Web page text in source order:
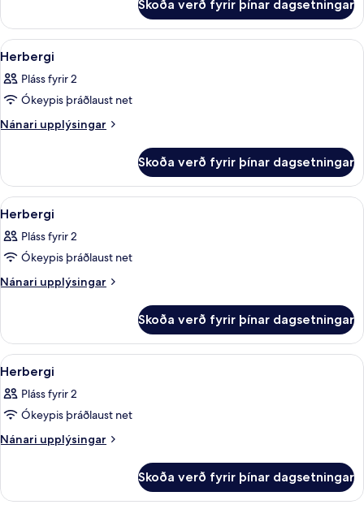
Skoða verð fyrir þínar dagsetningar
Skoða
allar
myndir
fyrir
Herbergi
Míníbar, skrifborð, hljóðeinangrun,
4
Herbergi
Pláss fyrir 2
Ókeypis þráðlaust net
Nánari upplýsingar
Nánari
Skoða verð fyrir þínar dagsetningar
Skoða
allar
myndir
fyrir
Herbergi
Míníbar, skrifborð, hljóðeinangrun,
4
Herbergi
Pláss fyrir 2
Ókeypis þráðlaust net
Nánari upplýsingar
Nánari
Skoða verð fyrir þínar dagsetningar
Skoða
allar
myndir
fyrir
Herbergi
Míníbar, skrifborð, hljóðeinangrun,
4
Herbergi
Pláss fyrir 2
Ókeypis þráðlaust net
Nánari upplýsingar
Nánari
Skoða verð fyrir þínar dagsetningar